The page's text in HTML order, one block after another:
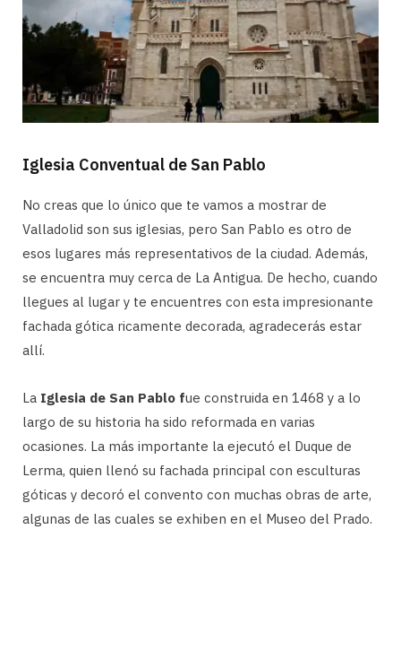
Iglesia Conventual de San Pablo
No creas que lo único que te vamos a mostrar de
Valladolid son sus iglesias, pero San Pablo es otro de
esos lugares más representativos de la ciudad. Además,
se encuentra muy cerca de La Antigua. De hecho, cuando
llegues al lugar y te encuentres con esta impresionante
fachada gótica ricamente decorada, agradecerás estar
allí.
La Iglesia de San Pablo fue construida en 1468 y a lo
largo de su historia ha sido reformada en varias
ocasiones. La más importante la ejecutó el Duque de
Lerma, quien llenó su fachada principal con esculturas
góticas y decoró el convento con muchas obras de arte,
algunas de las cuales se exhiben en el Museo del Prado.